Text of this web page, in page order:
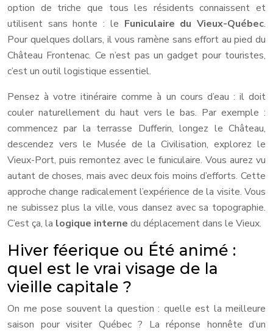
option de triche que tous les résidents connaissent et
utilisent sans honte : le Funiculaire du Vieux-Québec.
Pour quelques dollars, il vous ramène sans effort au pied du
Château Frontenac. Ce n’est pas un gadget pour touristes,
c’est un outil logistique essentiel.
Pensez à votre itinéraire comme à un cours d’eau : il doit
couler naturellement du haut vers le bas. Par exemple :
commencez par la terrasse Dufferin, longez le Château,
descendez vers le Musée de la Civilisation, explorez le
Vieux-Port, puis remontez avec le funiculaire. Vous aurez vu
autant de choses, mais avec deux fois moins d’efforts. Cette
approche change radicalement l’expérience de la visite. Vous
ne subissez plus la ville, vous dansez avec sa topographie.
C’est ça, la logique interne du déplacement dans le Vieux.
Hiver féerique ou Été animé :
quel est le vrai visage de la
vieille capitale ?
On me pose souvent la question : quelle est la meilleure
saison pour visiter Québec ? La réponse honnête d’un